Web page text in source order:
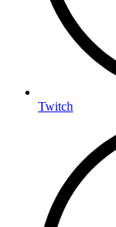
Twitch